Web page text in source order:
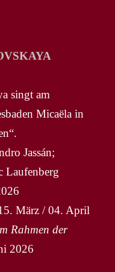
singt am
Micaëla in
Jassán;
Laufenberg
März / 04. April
Rahmen der
2026